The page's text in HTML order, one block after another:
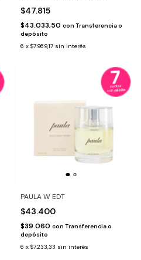
$47.815
$43.033,50 con Transferencia o
depósito
6 x $7.969,17 sin interés
PAULA W EDT
$43.400
$39.060 con Transferencia o
depósito
6 x $7.233,33 sin interés